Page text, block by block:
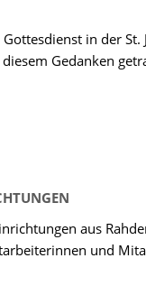
in der St.
Gedanken
aus
und